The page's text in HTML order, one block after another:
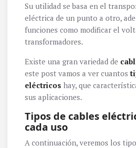
Su utilidad se basa en el
eléctrica de un punto a otro,
funciones como modificar el
transformadores.
Existe una gran variedad de
este post vamos a ver cuantos
eléctricos hay, que
sus aplicaciones.
Tipos de cables
cada uso
A continuación, veremos los